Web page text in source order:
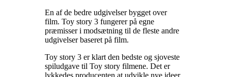
En af de bedre udgivelser bygget over
film. Toy story 3 fungerer på egne
præmisser i modsætning til de fleste andre
udgivelser baseret på film.
Toy story 3 er klart den bedste og sjoveste
spiludgave til Toy story filmene. Det er
lykkedes producenten at udvikle nye ideer